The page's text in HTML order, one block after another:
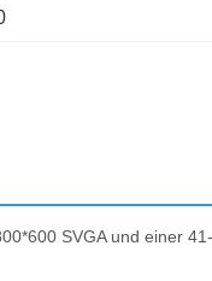
SVGA und einer